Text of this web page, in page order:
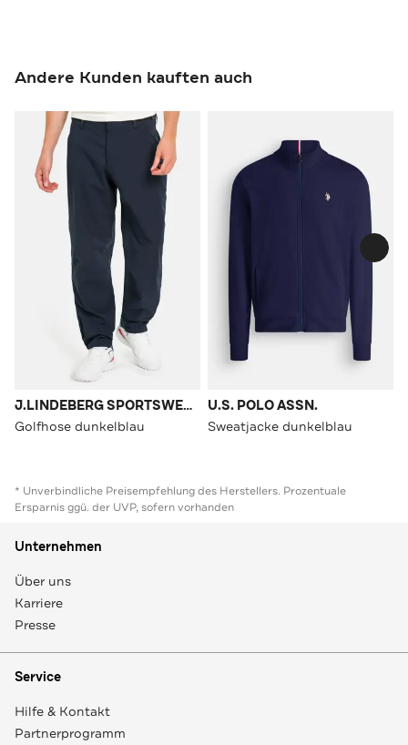
Andere Kunden kauften auch
J.LINDEBERG SPORTSWEAR
Golfhose dunkelblau
U.S. POLO ASSN.
Sweatjacke dunkelblau
* Unverbindliche Preisempfehlung des Herstellers. Prozentuale
Ersparnis ggü. der UVP, sofern vorhanden
Unternehmen
Über uns
Karriere
Presse
Service
Hilfe & Kontakt
Partnerprogramm